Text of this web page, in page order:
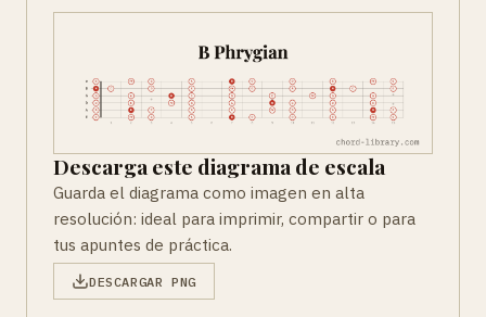
Descarga este diagrama de escala
Guarda el diagrama como imagen en alta
resolución: ideal para imprimir, compartir o para
tus apuntes de práctica.
DESCARGAR PNG